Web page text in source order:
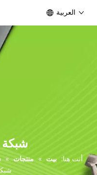
العربية
أنت هنا: بيت » منتجات »